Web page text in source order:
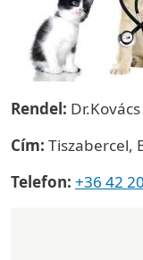
Rendel:
Cím: Tiszabercel,
Telefon: +36 42